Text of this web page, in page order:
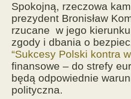
Spokojną, rzeczowa
prezydent Bronisław
rzucane w jego kierunku
zgody i dbania o
“Sukcesy Polski kontra
finansowe – do strefy
będą odpowiednie
polityczna.